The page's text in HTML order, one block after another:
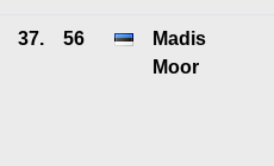
37. 56
Madis
Moor